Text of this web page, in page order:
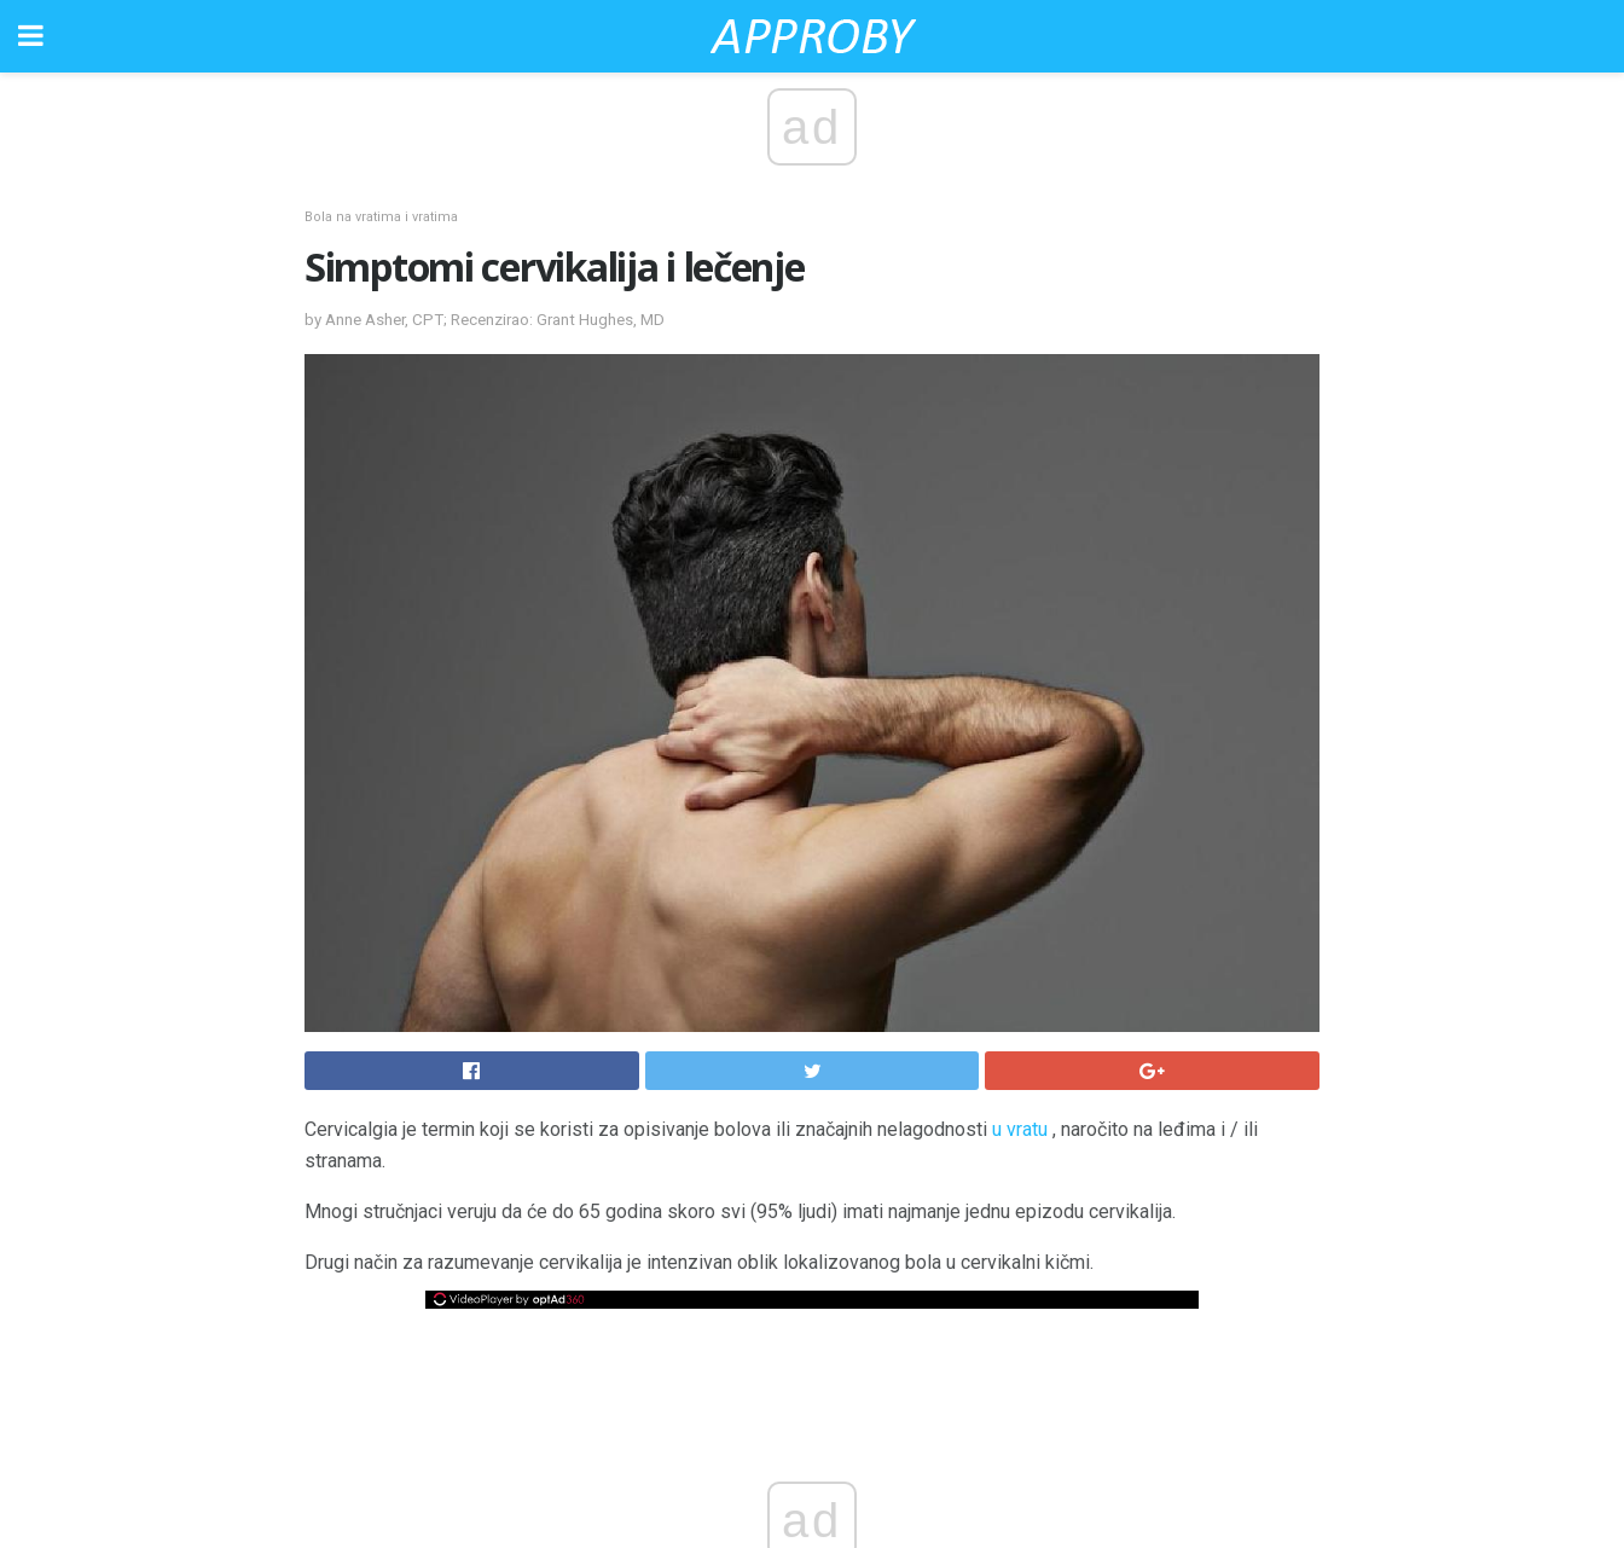
ad
Bola na vratima i vratima
Simptomi cervikalija i lečenje
by Anne Asher, CPT; Recenzirao: Grant Hughes, MD
Cervicalgia je termin koji se koristi za opisivanje bolova ili značajnih nelagodnosti u vratu , naročito na leđima i / ili
stranama.
Mnogi stručnjaci veruju da će do 65 godina skoro svi (95% ljudi) imati najmanje jednu epizodu cervikalija.
Drugi način za razumevanje cervikalija je intenzivan oblik lokalizovanog bola u cervikalni kičmi.
ad